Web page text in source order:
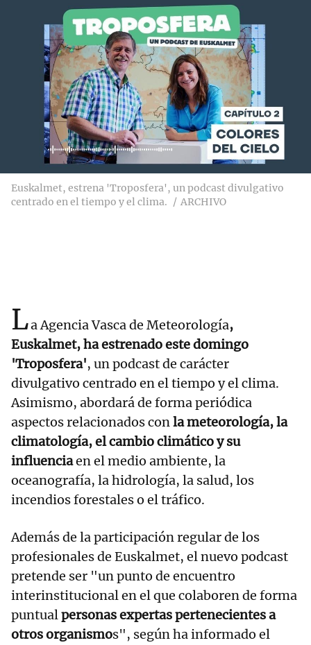
Euskalmet, estrena 'Troposfera', un podcast divulgativo
centrado en el tiempo y el clima.
ARCHIVO
La Agencia Vasca de Meteorología,
Euskalmet, ha estrenado este domingo
'Troposfera', un podcast de carácter
divulgativo centrado en el tiempo y el clima.
Asimismo, abordará de forma periódica
aspectos relacionados conla meteorología, la
climatología, el cambio climático y su
influenciaen el medio ambiente, la
oceanografía, la hidrología, la salud, los
incendios forestales o el tráfico.
Además de la participación regular de los
profesionales de Euskalmet, el nuevo podcast
pretende ser "un punto de encuentro
interinstitucional en el que colaboren de forma
puntualpersonas expertas pertenecientes a
otros organismos", según ha informado el